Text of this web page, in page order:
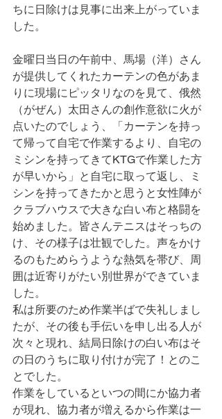
ちに日除けは見事に出来上がっていま
した。
金曜日当日の午前中、馬場（洋）さん
が提供してくれたカーテンの色があま
りに現場にピッタリなのを見て、俄然
（がぜん）太田さんの創作意欲に火が
点いたのでしょう、「カーテンを持っ
て帰って自宅で作業するより、自宅の
ミシンを持ってきてKTGで作業した方
が早いから」と自宅に取って返し、ミ
シンを持ってきたかと思うと女性陣が
クラブハウスで大きな白い布と格闘を
始めました。皆さんテニスはそっちの
け、その様子は壮観でした。声をかけ
るのもためらうような熱気を帯び、周
囲は近寄りがたい別世界ができていま
した。
私は所要のため作業半ばで失礼しまし
たが、その後も手伝いを申し出る人が
次々と現れ、結局日除けの白い布はそ
の日のうちに取り付けが完了！とのこ
とでした。
作業をしているといつの間にか協力者
が現れ、協力者が増えるから作業は一